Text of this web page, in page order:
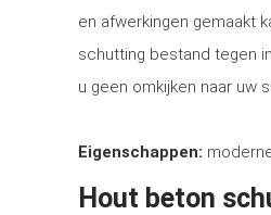
en afwerkingen gemaakt
schutting bestand tegen
u geen omkijken naar uw
Eigenschappen:
Hout beton